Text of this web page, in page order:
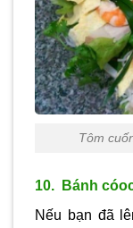
Tôm
10. Bánh
Nếu bạn đã